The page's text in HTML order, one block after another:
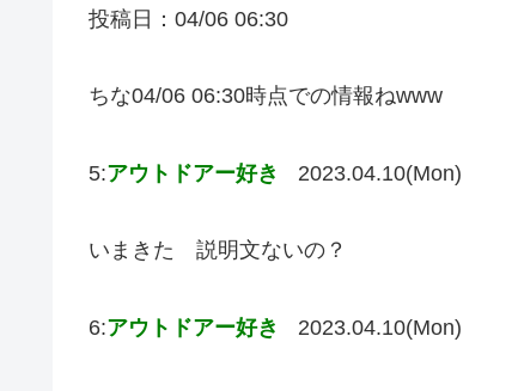
投稿日：04/06 06:30
ちな04/06 06:30時点での情報ねwww
5:アウトドアー好き 2023.04.10(Mon)
いまきた 説明文ないの？
6:アウトドアー好き 2023.04.10(Mon)